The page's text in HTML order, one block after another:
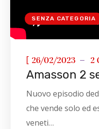
SENZA CATEGORIA
[ 26/02/2023 2
Amasson 2
Nuovo episodio
che vende solo ed
veneti…